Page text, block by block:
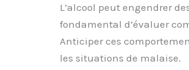
L’alcool peut engendrer
fondamental d’évaluer
Anticiper ces
les situations de malaise.